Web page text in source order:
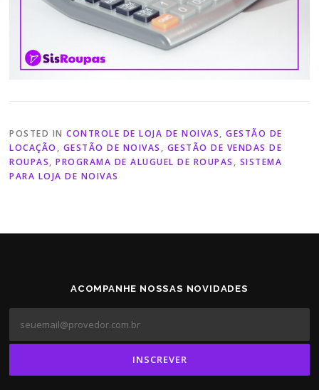
POSTED INCONTROLE DE LOJA DE NOIVAS,GESTÃO DE
LOCAÇÃO , GESTÃO DE NOIVAS , GESTÃO DE VENDAS DE
ROUPAS,PROGRAMA DE ALUGUEL DE ROUPAS , SISTEMA
PARA LOJA DE NOIVAS
ACOMPANHE NOSSAS NOVIDADES